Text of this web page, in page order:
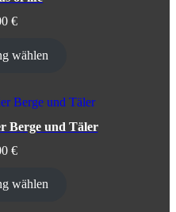
€
wählen
Berge und Täler
€
wählen